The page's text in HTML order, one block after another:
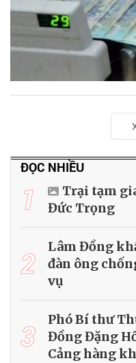
ĐỌC NHIỀU
1
Trại tạm
Đức Trọng
2
Lâm Đồng
đàn ông
vụ
3
Phó Bí thư
Đồng Đặng
Cảng hàng